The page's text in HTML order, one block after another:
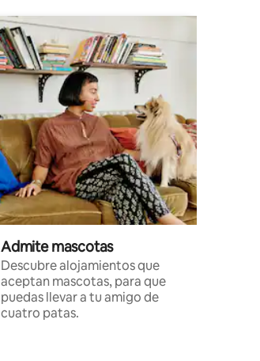
Admite mascotas
Descubre alojamientos que
aceptan mascotas, para que
puedas llevar a tu amigo de
cuatro patas.